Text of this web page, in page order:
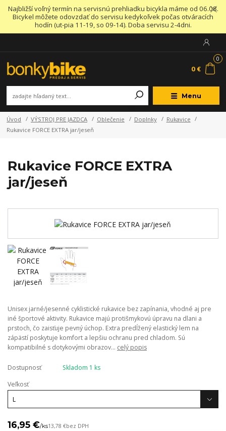
Najbližší voľný termín na servisnú prehliadku bicykla máme od 06.08.
Bicykel môžete odovzdať do servisu kedykoľvek počas otváracích
hodín (ut-pia 11-19, so 09-14). Doba servisu 2-4dni.
Menu
0
0 €
Úvod VÝSTROJ PRE JAZDCA Oblečenie Doplnky
Rukavice
Rukavice FORCE EXTRA jar/jeseň
Rukavice FORCE EXTRA
jar/jeseň
Unisex jarné/jesenné cyklistické rukavice bez zapínania, vhodné aj pre
iné športové aktivity. Rukavice majú protišmykovú úpravu na dlani a
prstoch, čo zaisťuje pevný úchop. Extra predĺžený elastický lem na
zápästí poskytuje komfort a lepšiu ochranu pred chladom. Sú
kompatibilné s dotykovými obrazov... celý popis
Dostupnosť
Skladom 1 ks
Veľkosť
16,95 €/ks13,78 €bez DPH